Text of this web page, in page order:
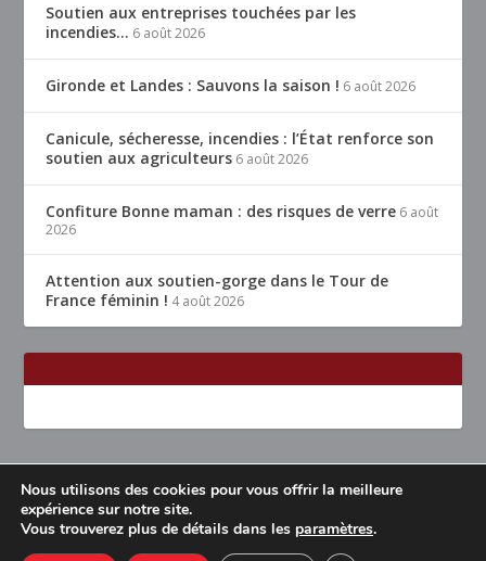
Soutien aux entreprises touchées par les
incendies… 6 août 2026
Gironde et Landes : Sauvons la saison ! 6 août 2026
Canicule, sécheresse, incendies : l’État renforce son
soutien aux agriculteurs 6 août 2026
Confiture Bonne maman : des risques de verre 6 août
2026
Attention aux soutien-gorge dans le Tour de
France féminin ! 4 août 2026
Conçu parElegant Themes | Propulsé parWordPress
Accueil Restaurants Lyon & alentours
Mentions légales
Nous utilisons des cookies pour vous offrir la meilleure
expérience sur notre site.
Vous trouverez plus de détails dans les paramètres.